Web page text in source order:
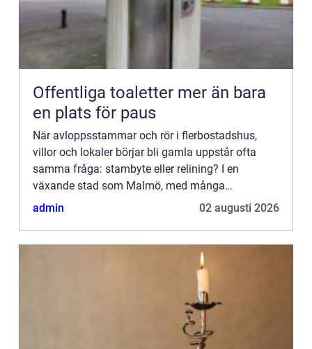
Offentliga toaletter mer än bara
en plats för paus
När avloppsstammar och rör i flerbostadshus,
villor och lokaler börjar bli gamla uppstår ofta
samma fråga: stambyte eller relining? I en
växande stad som Malmö, med många
fastigheter från 19501970-tale...
admin 02 augusti 2026